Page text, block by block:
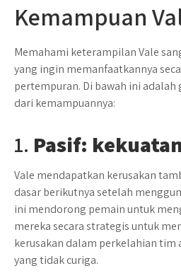
Kemampuan
Memahami keterampilan Vale
yang ingin memanfaatkannya
pertempuran. Di bawah ini
dari kemampuannya:
1. Pasif:
Vale mendapatkan kerusakan
dasar berikutnya setelah
ini mendorong pemain untuk
mereka secara strategis untuk
kerusakan dalam perkelahian tim
yang tidak curiga.